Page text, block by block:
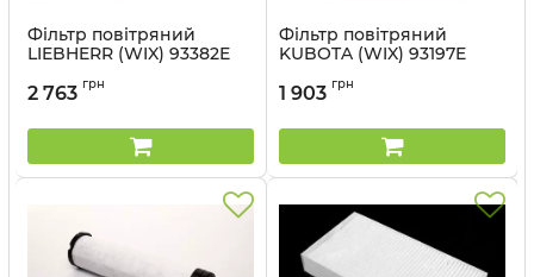
Фільтр повітряний
LIEBHERR (WIX) 93382E
2 763 грн
Фільтр повітряний
KUBOTA (WIX) 93197E
1 903 грн